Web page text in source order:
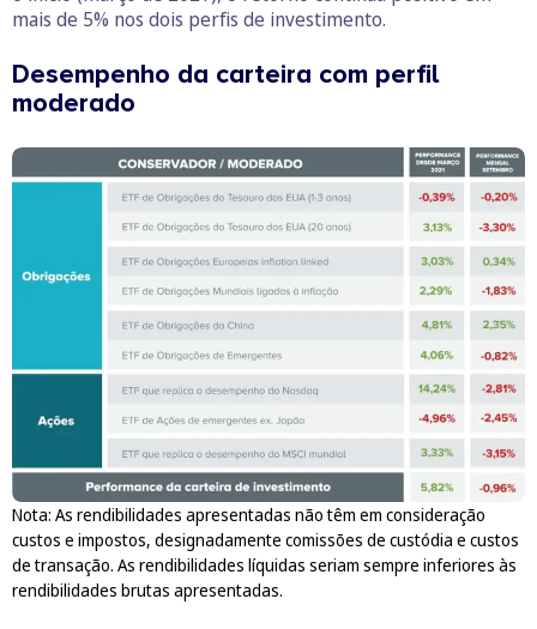
mais de 5% nos dois perfis de investimento.
Desempenho da carteira com perfil
moderado
Nota: As rendibilidades apresentadas não têm em consideração
custos e impostos, designadamente comissões de custódia e custos
de transação. As rendibilidades líquidas seriam sempre inferiores às
rendibilidades brutas apresentadas.